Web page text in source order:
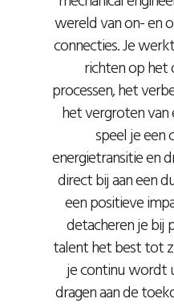
wereld van on- en
connecties. Je
richten op het
processen, het
het vergroten van
speel je een
energietransitie en
direct bij aan een
een positieve
detacheren je bij
talent het best tot
je continu wordt
dragen aan de